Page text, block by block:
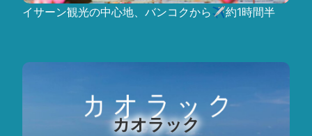
イサーン観光の中心地、バンコクから✈約1時間半
カオラック